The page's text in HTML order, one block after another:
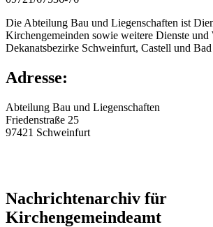
Die Abteilung Bau und Liegenschaften ist
Kirchengemeinden sowie weitere Dienste und
Dekanatsbezirke Schweinfurt, Castell und
Adresse:
Abteilung Bau und Liegenschaften
Friedenstraße 25
97421 Schweinfurt
Nachrichtenarchiv für
Kirchengemeindeamt